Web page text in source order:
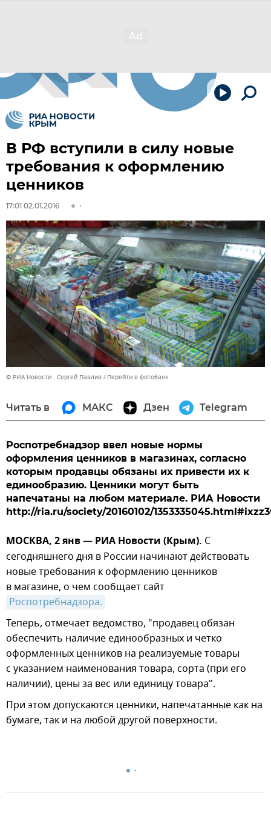
В РФ вступили в силу новые
требования к оформлению
ценников
17:01 02.01.2016
© РИА Новости . Сергей Павлив Перейти в фотобанк
Читать в МАКС Дзен Telegram
Роспотребнадзор ввел новые нормы
оформления ценников в магазинах, согласно
которым продавцы обязаны их привести их к
единообразию. Ценники могут быть
напечатаны на любом материале. РИА Новости
http://ria.ru/society/20160102/
МОСКВА, 2 янв — РИА Новости (Крым). С
сегодняшнего дня в России начинают действовать
новые требования к оформлению ценников
в магазине, о чем сообщает сайт
Роспотребнадзора.
Теперь, отмечает ведомство, "продавец обязан
обеспечить наличие единообразных и четко
оформленных ценников на реализуемые товары
с указанием наименования товара, сорта (при его
наличии), цены за вес или единицу товара".
При этом допускаются ценники, напечатанные как на
бумаге, так и на любой другой поверхности.